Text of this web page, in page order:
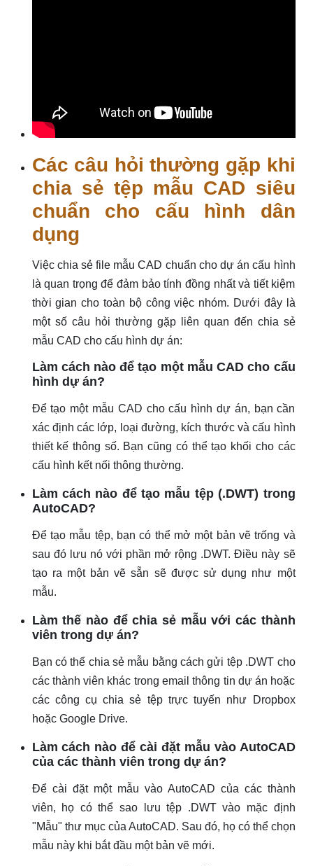
Các câu hỏi thường gặp khi
chia sẻ tệp mẫu CAD siêu
chuẩn cho cấu hình dân
dụng
Việc chia sẻ file mẫu CAD chuẩn cho dự án cấu hình
là quan trọng để đảm bảo tính đồng nhất và tiết kiệm
thời gian cho toàn bộ công việc nhóm. Dưới đây là
một số câu hỏi thường gặp liên quan đến chia sẻ
mẫu CAD cho cấu hình dự án:
Làm cách nào để tạo một mẫu CAD cho cấu
hình dự án?
Để tạo một mẫu CAD cho cấu hình dự án, bạn cần
xác định các lớp, loại đường, kích thước và cấu hình
thiết kế thông số. Bạn cũng có thể tạo khối cho các
cấu hình kết nối thông thường.
Làm cách nào để tạo mẫu tệp (.DWT) trong
AutoCAD?
Để tạo mẫu tệp, bạn có thể mở một bản vẽ trống và
sau đó lưu nó với phần mở rộng .DWT. Điều này sẽ
tạo ra một bản vẽ sẵn sẽ được sử dụng như một
mẫu.
Làm thế nào để chia sẻ mẫu với các thành
viên trong dự án?
Bạn có thể chia sẻ mẫu bằng cách gửi tệp .DWT cho
các thành viên khác trong email thông tin dự án hoặc
các công cụ chia sẻ tệp trực tuyến như Dropbox
hoặc Google Drive.
Làm cách nào để cài đặt mẫu vào AutoCAD
của các thành viên trong dự án?
Để cài đặt một mẫu vào AutoCAD của các thành
viên, họ có thể sao lưu tệp .DWT vào mặc định
"Mẫu" thư mục của AutoCAD. Sau đó, họ có thể chọn
mẫu này khi bắt đầu một bản vẽ mới.